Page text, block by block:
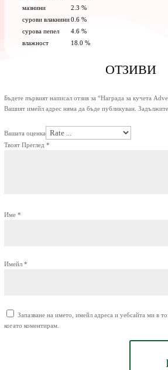
мазнини
2.3 %
сурови влакнини0.6 %
сурова пепел
4.6 %
влажност
18.0 %
ОТЗИВИ
Бъдете първият написал отзив за “Награда за кучета
Вашият имейл адрес няма да бъде публикуван.
Вашата оценка
Твоят Преглед *
Име *
Имейл *
Запазване на името, имейл адреса и уебсайта ми в
когато коментирам.